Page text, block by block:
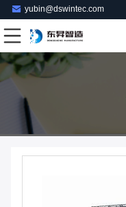
yubin@dswintec.com